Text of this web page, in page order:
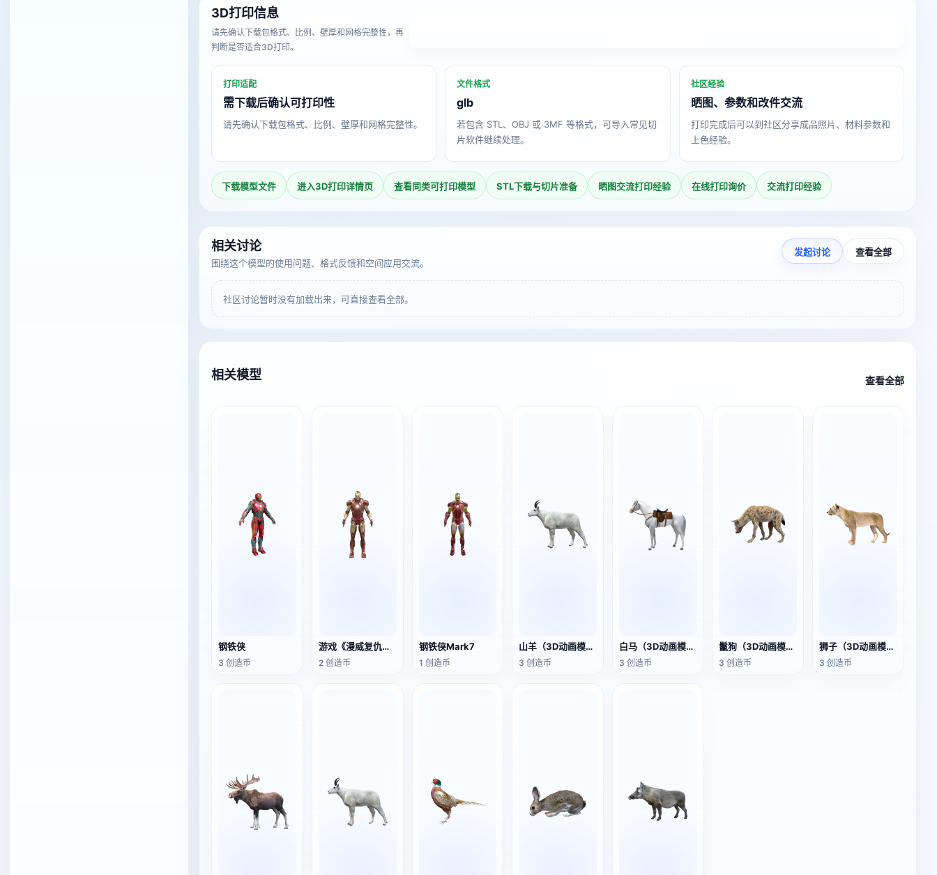
3D打印信息
请先确认下载包格式、比例、壁厚和网格完整性，再
判断是否适合3D打印。
打印适配
需下载后确认可打印性
请先确认下载包格式、比例、壁厚和网格完整性。
文件格式
glb
若包含 STL、OBJ 或 3MF 等格式，可导入常见切
片软件继续处理。
社区经验
晒图、参数和改件交流
打印完成后可以到社区分享成品照片、材料参数和
上色经验。
下载模型文件 进入3D打印详情页 查看同类可打印模型 STL下载与切片准备 晒图交流打印经验 在线打印询价 交流打印经验
相关讨论
围绕这个模型的使用问题、格式反馈和空间应用交流。
发起讨论 查看全部
社区讨论暂时没有加载出来，可直接查看全部。
相关模型 查看全部
钢铁侠
3 创造币
游戏《漫威复仇者联盟》中的角色：钢铁侠
2 创造币
钢铁侠Mark7
1 创造币
山羊（3D动画模型）
3 创造币
白马（3D动画模型）
3 创造币
鬣狗（3D动画模型）
3 创造币
狮子（3D动画模型）
3 创造币